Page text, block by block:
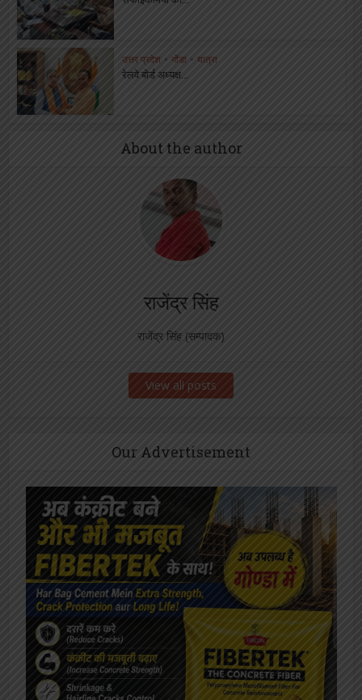
उत्तर प्रदेश • गोंडा • यात्रा
रेलवे बोर्ड अध्यक्ष...
About the author
राजेंद्र सिंह
राजेंद्र सिंह (सम्पादक)
View all posts
Our Advertisement